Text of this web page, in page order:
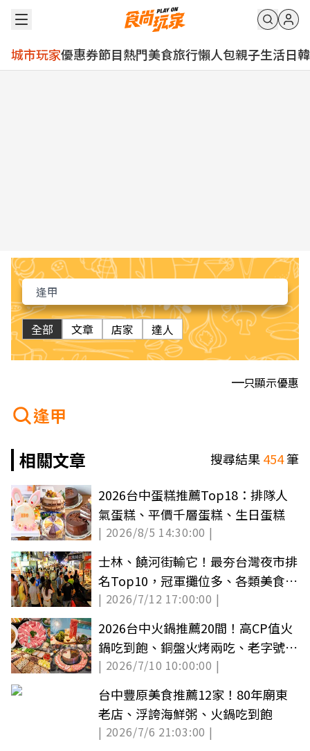
城市玩家優惠券節目熱門美食旅行懶人包親子生活日韓
全部 文章 店家 達人
只顯示優惠
逢甲
相關文章
搜尋結果454筆
2026台中蛋糕推薦Top18：排隊人
氣蛋糕、平價千層蛋糕、生日蛋糕
| 2026/8/5 14:30:00 |
士林、饒河街輸它！最夯台灣夜市排
名Top10，冠軍攤位多、各類美食應
有盡有
| 2026/7/12 17:00:00 |
2026台中火鍋推薦20間！高CP值火
鍋吃到飽、銅盤火烤兩吃、老字號石
頭鍋
| 2026/7/10 10:00:00 |
台中豐原美食推薦12家！80年廟東
老店、浮誇海鮮粥、火鍋吃到飽
| 2026/7/6 21:03:00 |